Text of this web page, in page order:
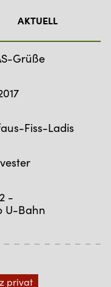
AKTUELL
Grüße
Fiss-Ladis
-
U-Bahn
privat